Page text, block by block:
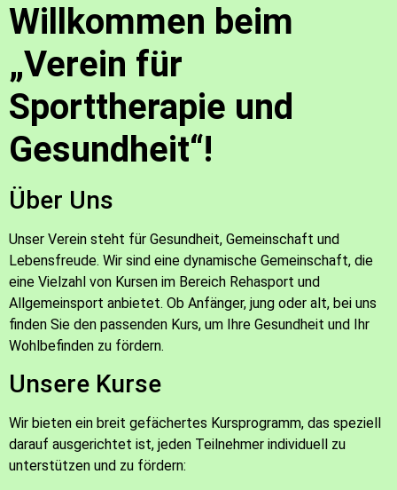
Willkommen beim
„Verein für
Sporttherapie und
Gesundheit“!
Über Uns
Unser Verein steht für Gesundheit, Gemeinschaft und
Lebensfreude. Wir sind eine dynamische Gemeinschaft, die
eine Vielzahl von Kursen im Bereich Rehasport und
Allgemeinsport anbietet. Ob Anfänger, jung oder alt, bei uns
finden Sie den passenden Kurs, um Ihre Gesundheit und Ihr
Wohlbefinden zu fördern.
Unsere Kurse
Wir bieten ein breit gefächertes Kursprogramm, das speziell
darauf ausgerichtet ist, jeden Teilnehmer individuell zu
unterstützen und zu fördern: